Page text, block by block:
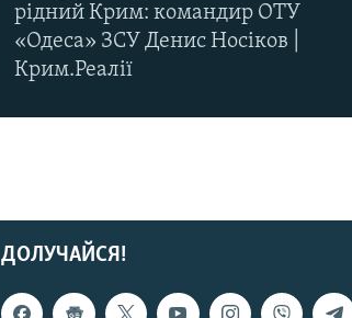
рідний Крим: командир ОТУ
«Одеса» ЗСУ Денис Носіков |
Крим.Реалії
ДОЛУЧАЙСЯ!